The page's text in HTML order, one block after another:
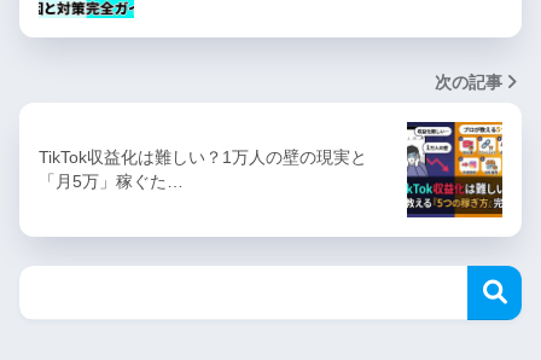
次の記事
TikTok収益化は難しい？1万人の壁の現実と
「月5万」稼ぐた…